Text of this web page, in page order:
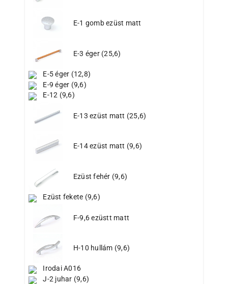
E-1 gomb ezüst matt
E-3 éger (25,6)
E-5 éger (12,8)
E-9 éger (9,6)
E-12 (9,6)
E-13 ezüst matt (25,6)
E-14 ezüst matt (9,6)
Ezüst fehér (9,6)
Ezüst fekete (9,6)
F-9,6 ezüstt matt
H-10 hullám (9,6)
Irodai A016
J-2 juhar (9,6)